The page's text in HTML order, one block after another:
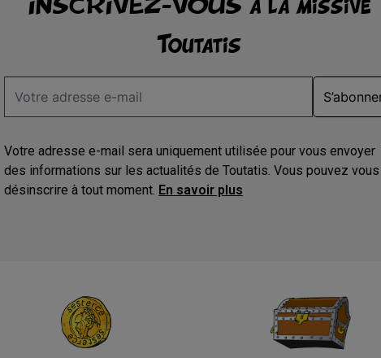
Toutatis
Votre adresse e-mail sera uniquement utilisée pour vous envoyer
des informations sur les actualités de Toutatis. Vous pouvez vous
désinscrire à tout moment. En savoir plus